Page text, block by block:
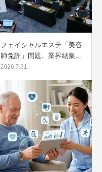
フェイシャルエステ「美容
師免許」問題、業界結集…
2026.7.31